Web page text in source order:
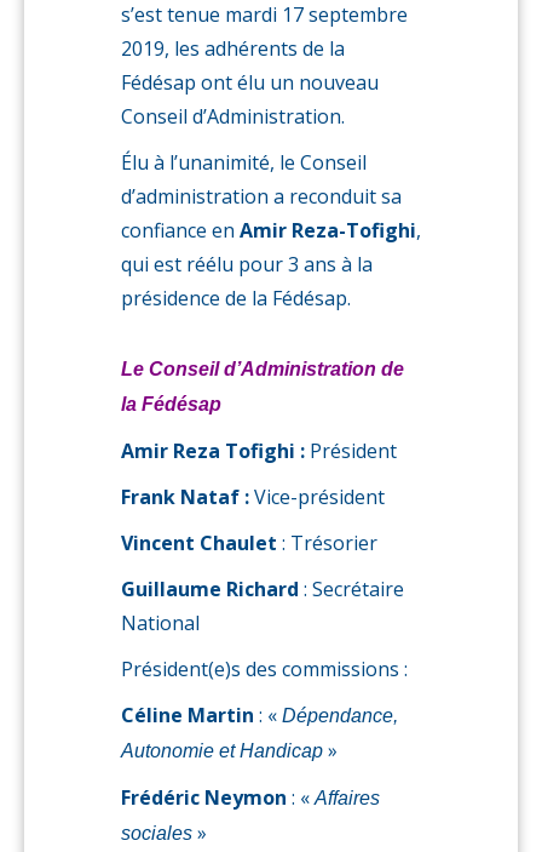
s’est tenue mardi 17 septembre
2019, les adhérents de la
Fédésap ont élu un nouveau
Conseil d’Administration.
Élu à l’unanimité, le Conseil
d’administration a reconduit sa
confiance en Amir Reza-Tofighi,
qui est réélu pour 3 ans à la
présidence de la Fédésap.
Le Conseil d’Administration de
la Fédésap
Amir Reza Tofighi : Président
Frank Nataf :Vice-président
Vincent Chaulet : Trésorier
Guillaume Richard : Secrétaire
National
Président(e)s des commissions :
Céline Martin : « Dépendance,
Autonomie et Handicap »
Frédéric Neymon : «Affaires
sociales »